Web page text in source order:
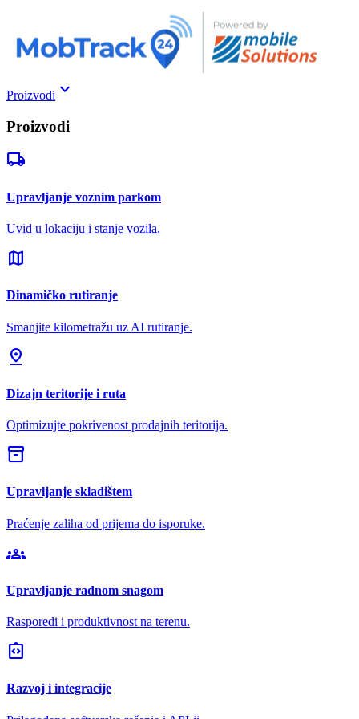
Proizvodi keyboard_arrow_down
Proizvodi
local_shipping
Upravljanje voznim parkom
Uvid u lokaciju i stanje vozila.
map
Dinamičko rutiranje
Smanjite kilometražu uz AI rutiranje.
pin_drop
Dizajn teritorije i ruta
Optimizujte pokrivenost prodajnih teritorija.
inventory_2
Upravljanje skladištem
Praćenje zaliha od prijema do isporuke.
groups
Upravljanje radnom snagom
Rasporedi i produktivnost na terenu.
integration_instructions
Razvoj i integracije